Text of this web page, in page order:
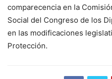
comparecencia en la
Social del Congreso de los
en las modificaciones
Protección.